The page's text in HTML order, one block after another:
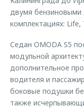
Калькулятор трейд-
Запчасти
двумя бензиновыми
комплектациях: Life,
Седан OMODA S5
модульной
дополнительное
водителя и
боковые подушки
также